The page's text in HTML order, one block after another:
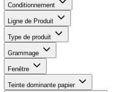
Conditionnement
Ligne de Produit
Type de produit
Grammage
Fenêtre
Teinte dominante papier